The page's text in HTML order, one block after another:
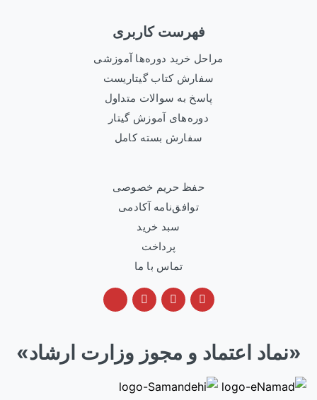
فهرست کاربری
مراحل خرید دوره‌ها آموزشی
سفارش کتاب گیتاریست
پاسخ به سوالات متداول
دوره‌های آموزش گیتار
سفارش بسته کامل
حفظ حریم خصوصی
توافق‌نامه آکادمی
سبد خرید
پرداخت
تماس با ما
«نماد اعتماد و مجوز وزارت ارشاد»